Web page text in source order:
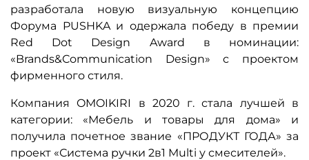
разработала новую визуальную концепцию
Форума PUSHKA и одержала победу в премии
Red Dot Design Award в номинации:
«Brands&Communication Design» с проектом
фирменного стиля.
Компания OMOIKIRI в 2020 г. стала лучшей в
категории: «Мебель и товары для дома» и
получила почетное звание «ПРОДУКТ ГОДА» за
проект «Система ручки 2в1 Multi у смесителей».